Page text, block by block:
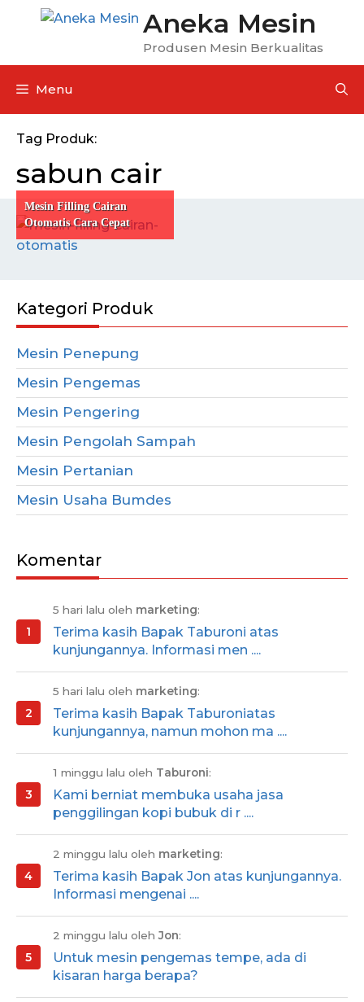
Aneka Mesin
Produsen Mesin Berkualitas
Menu
Tag Produk:
sabun cair
Mesin Filling Cairan
Otomatis Cara Cepat
Mengemas Produk Cairan
Kategori Produk
Mesin Penepung
Mesin Pengemas
Mesin Pengering
Mesin Pengolah Sampah
Mesin Pertanian
Mesin Usaha Bumdes
Komentar
5 hari lalu oleh marketing:
Terima kasih Bapak Taburoni atas
kunjungannya. Informasi men ....
5 hari lalu oleh marketing:
Terima kasih Bapak Taburoniatas
kunjungannya, namun mohon ma ....
1 minggu lalu oleh Taburoni:
Kami berniat membuka usaha jasa
penggilingan kopi bubuk di r ....
2 minggu lalu oleh marketing:
Terima kasih Bapak Jon atas kunjungannya.
Informasi mengenai ....
2 minggu lalu olehJon:
Untuk mesin pengemas tempe, ada di
kisaran harga berapa?